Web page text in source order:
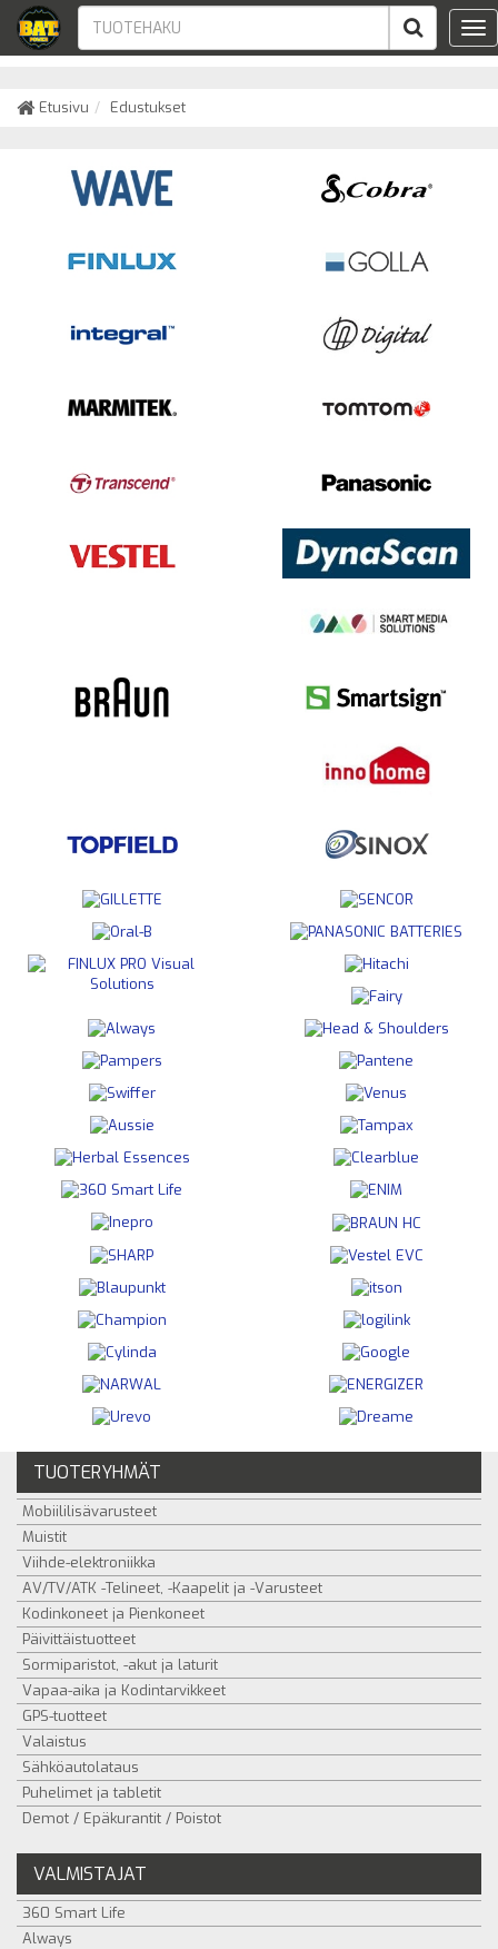
Etusivu Edustukset
TUOTERYHMÄT
Mobiililisävarusteet
Muistit
Viihde-elektroniikka
AV/TV/ATK -Telineet, -Kaapelit ja -Varusteet
Kodinkoneet ja Pienkoneet
Päivittäistuotteet
Sormiparistot, -akut ja laturit
Vapaa-aika ja Kodintarvikkeet
GPS-tuotteet
Valaistus
Sähköautolataus
Puhelimet ja tabletit
Demot / Epäkurantit / Poistot
VALMISTAJAT
360 Smart Life
Always